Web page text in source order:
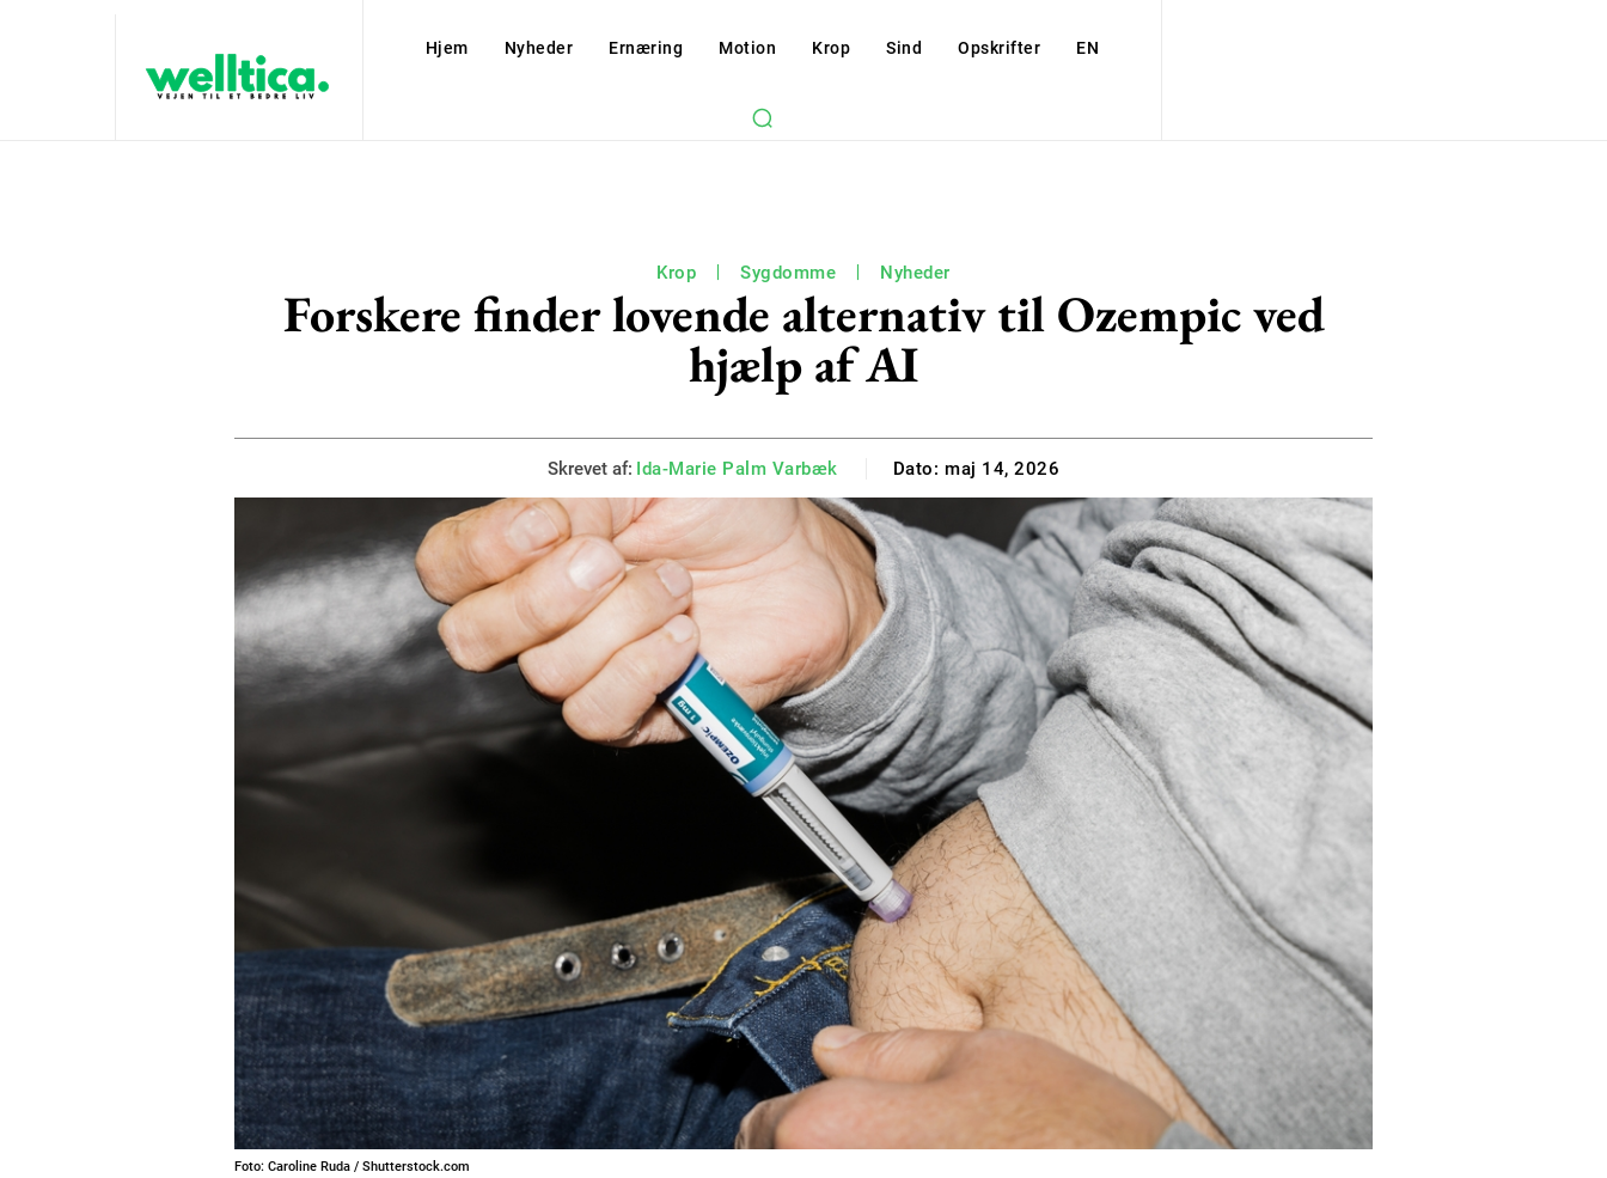
Hjem Nyheder Ernæring Motion Krop Sind Opskrifter EN
Krop Sygdomme Nyheder
Forskere finder lovende alternativ til Ozempic ved
hjælp af AI
Skrevet af: Ida-Marie Palm Varbæk Dato: maj 14, 2026
Foto: Caroline Ruda / Shutterstock.com